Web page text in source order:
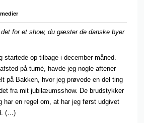
det for et show, du gæster de danske byer
startede op tilbage i december måned.
på turné, havde jeg nogle aftener
på Bakken, hvor jeg prøvede en del ting
fra mit jubilæumsshow. De brudstykker
har en regel om, at har jeg først udgivet
(…)